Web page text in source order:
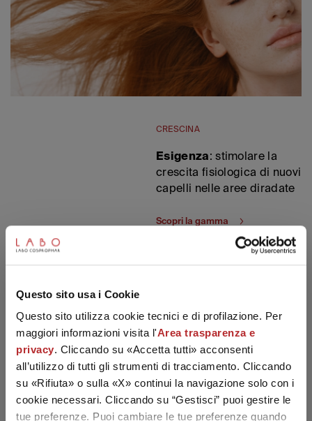
Questo sito usa i Cookie
Questo sito utilizza cookie tecnici e di profilazione. Per
maggiori informazioni visita l'Area trasparenza e
privacy. Cliccando su «Accetta tutti» acconsenti
all’utilizzo di tutti gli strumenti di tracciamento. Cliccando
su «Rifiuta» o sulla «X» continui la navigazione solo con i
cookie necessari. Cliccando su “Gestisci” puoi gestire le
tue preferenze. Puoi cambiare le tue preferenze quando
CRESCINA
Esigenza: stimolare la
crescita fisiologica di nuovi
capelli nelle aree diradate
Scopri la gamma
più corposi, spessi e
lucenti
Scopri la gamma
CADU-CREX
Looks like you're in United States!
You want to visit the Labo Suisse
International Website?